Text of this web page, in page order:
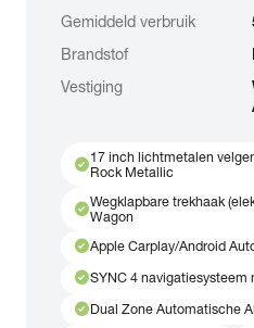
Gemiddeld verbruik
Brandstof
Vestiging
check_circle17 inch lichtmetalen
Rock Metallic
check_circleWegklapbare trekhaak
Wagon
check_circleApple Carplay/Android
check_circleSYNC 4
check_circleDual Zone Automatische